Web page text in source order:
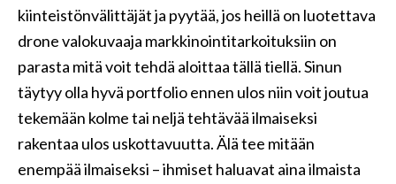
kiinteistönvälittäjät ja pyytää, jos heillä on luotettava
drone valokuvaaja markkinointitarkoituksiin on
parasta mitä voit tehdä aloittaa tällä tiellä. Sinun
täytyy olla hyvä portfolio ennen ulos niin voit joutua
tekemään kolme tai neljä tehtävää ilmaiseksi
rakentaa ulos uskottavuutta. Älä tee mitään
enempää ilmaiseksi – ihmiset haluavat aina ilmaista